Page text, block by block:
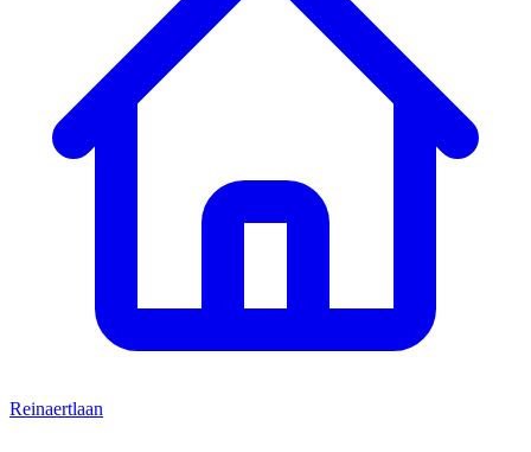
Reinaertlaan